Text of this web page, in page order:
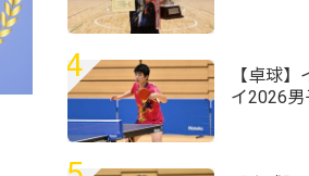
国高等
信制卓球
4
【卓球
イ2026